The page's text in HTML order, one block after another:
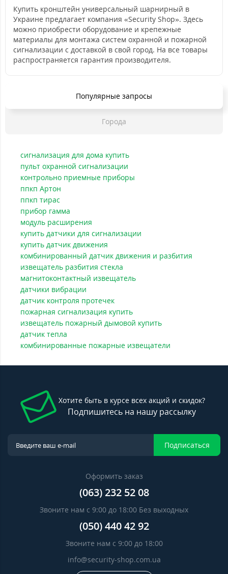
Купить кронштейн универсальный шарнирный в
Украине предлагает компания «Security Shop». Здесь
можно приобрести оборудование и крепежные
материалы для монтажа систем охранной и пожарной
сигнализации с доставкой в свой город. На все товары
распространяется гарантия производителя.
Популярные запросы
Города
сигнализация для дома купить
пульт охранной сигнализации
контрольно приемные приборы
ппкп Артон
ппкп тирас
прибор гамма
модуль расширения
купить датчики для сигнализации
купить датчик движения
комбинированный датчик движения и разбития
извещатель разбития стекла
магнитоконтактный извещатель
датчики вибрации
датчик контроля протечек
пожарная сигнализация купить
извещатель пожарный дымовой купить
датчик тепла
комбинированные пожарные извещатели
Хотите быть в курсе всех акций и скидок?
Подпишитесь на нашу рассылку
Подписаться
Оформить заказ
(063) 232 52 08
Звоните нам с 9:00 до 18:00 Без выходных
(050) 440 42 92
Звоните нам с 9:00 до 18:00
info@security-shop.com.ua